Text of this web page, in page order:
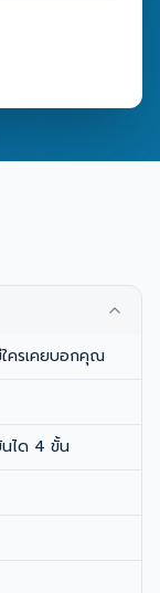
ครเคยบอกคุณ
ได 4 ขั้น